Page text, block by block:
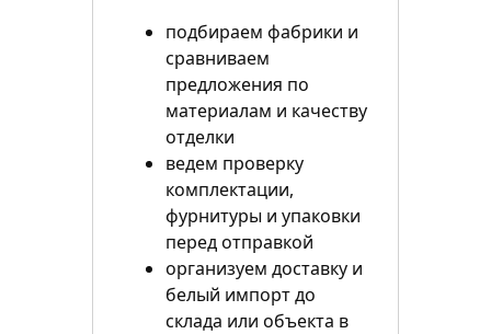
подбираем фабрики и
сравниваем
предложения по
материалам и качеству
отделки
ведем проверку
комплектации,
фурнитуры и упаковки
перед отправкой
организуем доставку и
белый импорт до
склада или объекта в